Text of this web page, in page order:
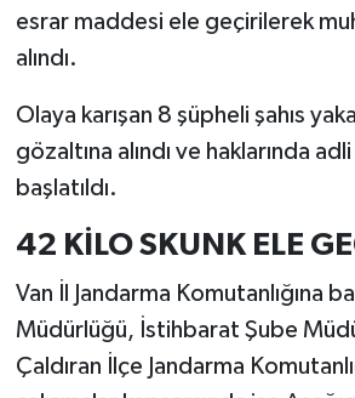
esrar maddesi ele geçirilerek
alındı.
Olaya karışan 8 şüpheli şahıs
gözaltına alındı ve haklarında
başlatıldı.
42 KİLO SKUNK ELE
Van İl Jandarma Komutanlığına
Müdürlüğü, İstihbarat Şube
Çaldıran İlçe Jandarma